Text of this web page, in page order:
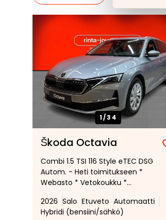
1/34
Škoda Octavia
Combi 1.5 TSI 116 Style eTEC DSG
Autom. - Heti toimitukseen *
Webasto * Vetokoukku *
2026 Salo Etuveto Automaatti
Hybridi (bensiini/sähkö)